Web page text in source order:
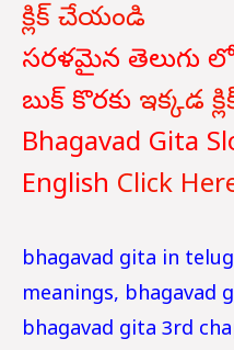
క్లిక్ చేయండి
సరళమైన తెలుగు
బుక్ కొరకు ఇక్కడ
Bhagavad Gita
English Click
bhagavad gita in
meanings, bhagavad
bhagavad gita 3rd